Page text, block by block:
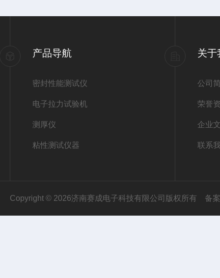
产品导航
密封性能测试仪
电子拉力试验机
测厚仪
粘性测试仪器
关于
公司
荣誉
企业
联系
Copyright © 2026济南赛成电子科技有限公司版权所有 备